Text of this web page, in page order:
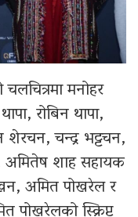
चलचित्रमा मनोहर
रोबिन थापा,
शेरचन, चन्द्र भट्टचन,
अमितेष शाह सहायक
अमित पोखरेल र